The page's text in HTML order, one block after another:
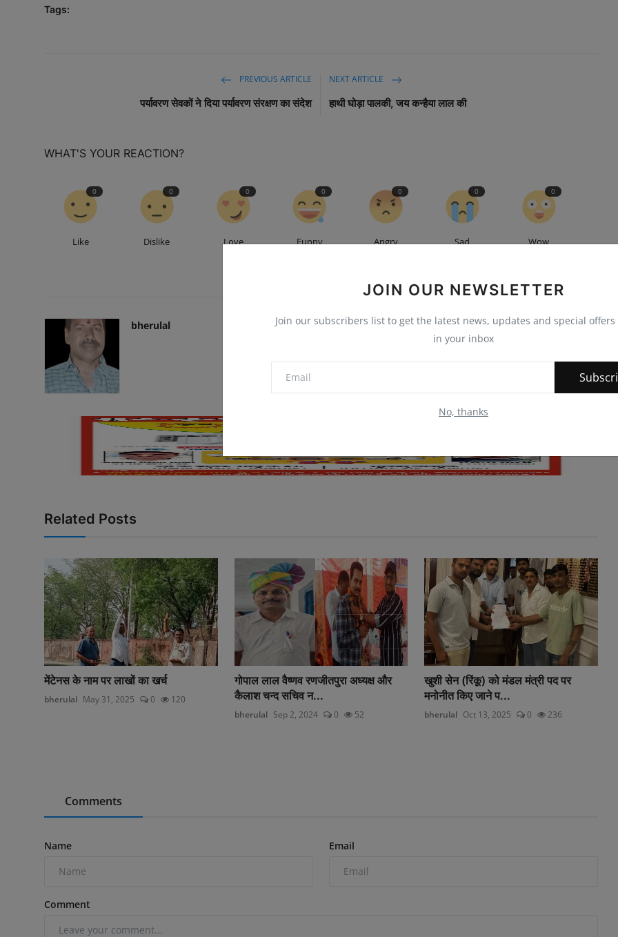
JOIN OUR NEWSLETTER
Join our subscribers list to get the latest news, updates and special
in your inbox
No, thanks
Tags:
PREVIOUS ARTICLE
पर्यावरण सेवकों ने दिया पर्यावरण संरक्षण का संदेश
NEXT ARTICLE
हाथी घोड़ा पालकी, जय कन्हैया लाल की
WHAT'S YOUR REACTION?
0
Like
0
Dislike
0
Love
0
Funny
0
Angry
0
Sad
0
Wow
bherulal
Related Posts
मेंटेनस के नाम पर लाखों का खर्च
bherulal May 31, 2025 0 120
गोपाल लाल वैष्णव रणजीतपुरा अध्यक्ष और
कैलाश चन्द सचिव न...
bherulal Sep 2, 2024 0 52
खुशी सेन (रिंकू) को मंडल मंत्री पद पर
मनोनीत किए जाने प...
bherulal Oct 13, 2025 0 236
Comments
Name Email
Comment